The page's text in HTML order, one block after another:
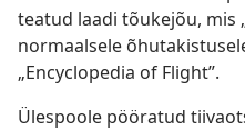
teatud laadi tõukejõu, mis
normaalsele
„Encyclopedia of Flight”.
Ülespoole pööratud